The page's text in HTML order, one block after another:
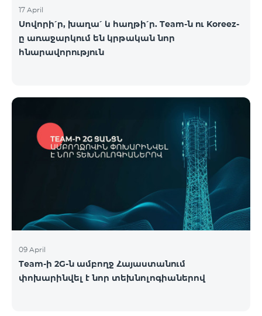
17 April
Սովորի՛ր, խաղա՛ և հաղթի՛ր. Team-ն ու Koreez-
ը առաջարկում են կրթական նոր
հնարավորություն
09 April
Team-ի 2G-ն ամբողջ Հայաստանում
փոխարինվել է նոր տեխնոլոգիաներով